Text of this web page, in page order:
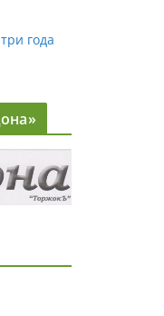
года